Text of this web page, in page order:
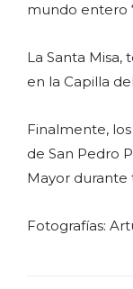
mundo entero
La Santa Misa,
en la Capilla
Finalmente,
de San Pedro
Mayor durante
Fotografías: